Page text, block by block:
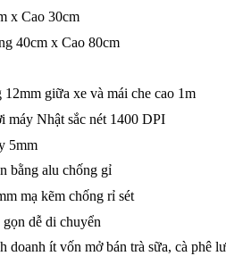
x Cao 30cm
40cm x Cao 80cm
giữa xe và mái che cao 1m
máy Nhật sắc nét 1400 DPI
5mm
bằng alu chống gỉ
mạ kẽm chống rỉ sét
dễ di chuyển
doanh ít vốn mở bán trà sữa, cà phê